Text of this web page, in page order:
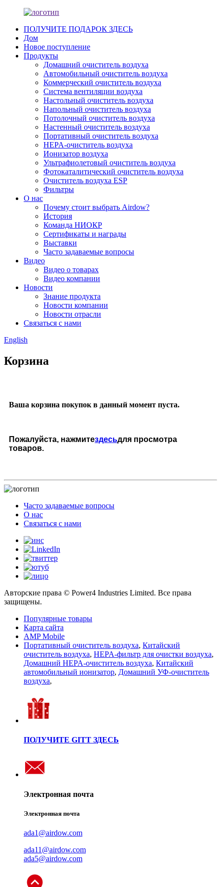
ПОЛУЧИТЕ ПОДАРОК ​​ЗДЕСЬ
Дом
Новое поступление
Продукты
Домашний очиститель воздуха
Автомобильный очиститель воздуха
Коммерческий очиститель воздуха
Система вентиляции воздуха
Настольный очиститель воздуха
Напольный очиститель воздуха
Потолочный очиститель воздуха
Настенный очиститель воздуха
Портативный очиститель воздуха
HEPA-очиститель воздуха
Ионизатор воздуха
Ультрафиолетовый очиститель воздуха
Фотокаталитический очиститель воздуха
Очиститель воздуха ESP
Фильтры
О нас
Почему стоит выбрать Airdow?
История
Команда НИОКР
Сертификаты и награды
Выставки
Часто задаваемые вопросы
Видео
Видео о товарах
Видео компании
Новости
Знание продукта
Новости компании
Новости отрасли
Связаться с нами
English
Корзина
Ваша корзина покупок в данный момент пуста.
Пожалуйста, нажмитездесьдля просмотра
товаров.
Часто задаваемые вопросы
О нас
Связаться с нами
Авторские права © Power4 Industries Limited. Все права
защищены.
Популярные товары
Карта сайта
AMP Mobile
Портативный очиститель воздуха, Китайский
очиститель воздуха, HEPA-фильтр для очистки воздуха,
Домашний HEPA-очиститель воздуха, Китайский
автомобильный ионизатор, Домашний УФ-очиститель
воздуха,
ПОЛУЧИТЕ GITT ЗДЕСЬ
Электронная почта
Электронная почта
ada1@airdow.com
ada11@airdow.com
ada5@airdow.com